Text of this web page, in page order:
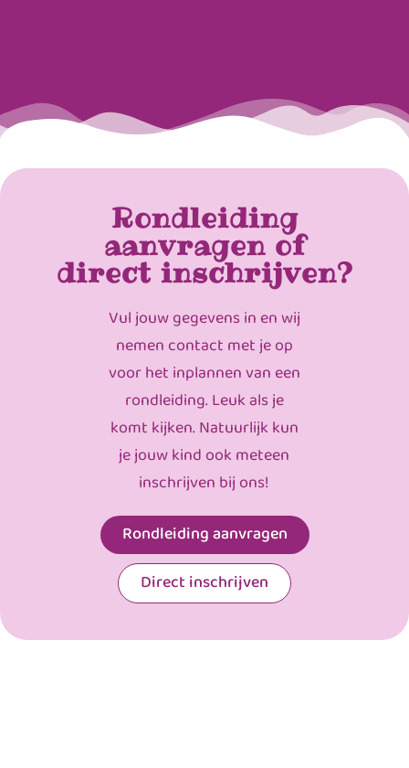
Rondleiding
aanvragen of
direct inschrijven?
Vul jouw gegevens in en wij
nemen contact met je op
voor het inplannen van een
rondleiding. Leuk als je
komt kijken. Natuurlijk kun
je jouw kind ook meteen
inschrijven bij ons!
Rondleiding aanvragen
Direct inschrijven